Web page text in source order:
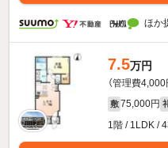
ほか
7.5万円
（管理費4,000
敷 75,000円
1階 / 1LDK /